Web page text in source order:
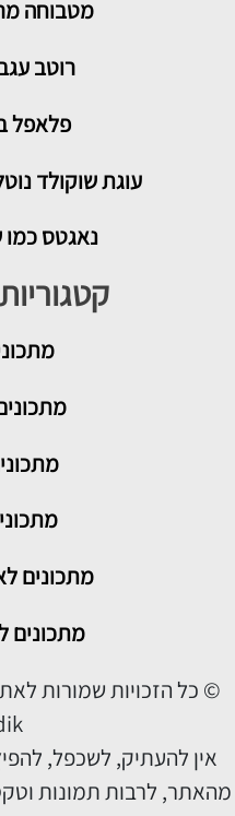
מטבוחה
רוטב
פלאפל
עוגת שוקולד
נאגטס
מתכונים
מתכונים
© כל הזכויות שמורות
אין להעתיק, לשכפל,
מהאתר, לרבות תמונות